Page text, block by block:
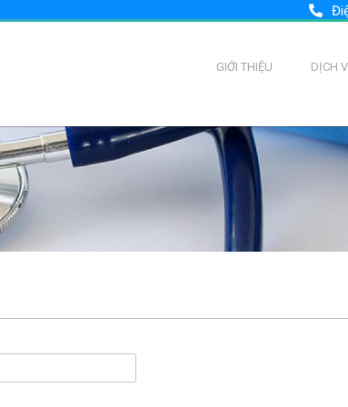
GIỚI THIỆU DỊCH